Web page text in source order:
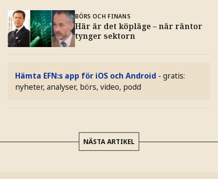
BÖRS OCH FINANS
Här är det köpläge – när räntor
tynger sektorn
Hämta EFN:s app för iOS och Android - gratis:
nyheter, analyser, börs, video, podd
NÄSTA ARTIKEL